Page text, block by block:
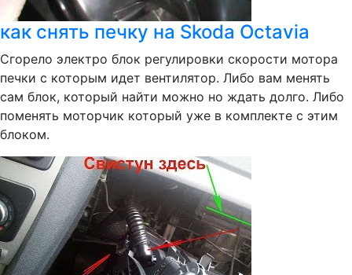
как снять печку на Skoda Octavia
Сгорело электро блок регулировки скорости мотора
печки с которым идет вентилятор. Либо вам менять
сам блок, который найти можно но ждать долго. Либо
поменять моторчик который уже в комплекте с этим
блоком.